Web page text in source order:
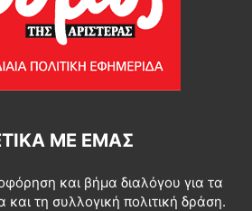
ΜΕ ΕΜΆΣ
και βήμα διαλόγου για τα
και τη συλλογική πολιτική δράση.